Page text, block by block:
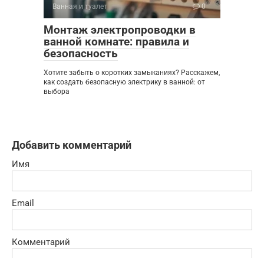
Ванная и туалет 0
Монтаж электропроводки в
ванной комнате: правила и
безопасность
Хотите забыть о коротких замыканиях? Расскажем,
как создать безопасную электрику в ванной: от
выбора
Добавить комментарий
Имя
Email
Комментарий